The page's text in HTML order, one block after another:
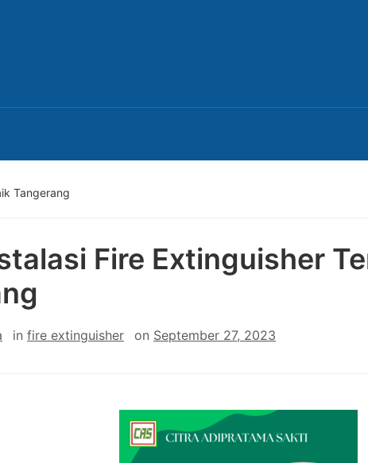
Tangerang
Fire Extinguisher
in fire extinguisher on September 27, 2023